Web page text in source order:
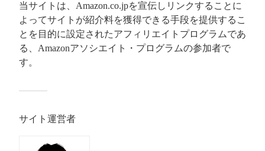
当サイトは、Amazon.co.jpを宣伝しリンクすることに
よってサイトが紹介料を獲得できる手段を提供するこ
とを目的に設定されたアフィリエイトプログラムであ
る、Amazonアソシエイト・プログラムの参加者で
す。
サイト運営者